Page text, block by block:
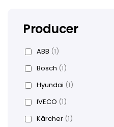
Producer
ABB (1)
Bosch (1)
Hyundai (1)
IVECO (1)
Kärcher (1)